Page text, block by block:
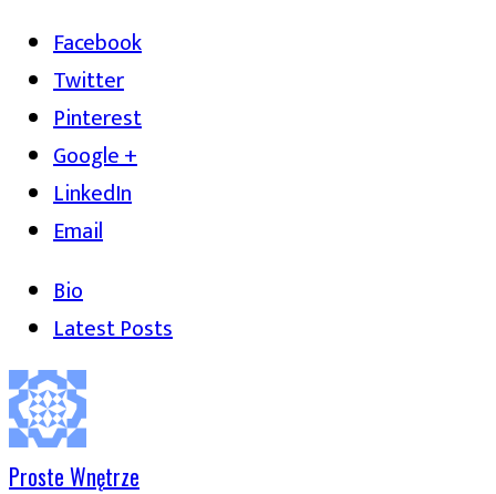
Facebook
Twitter
Pinterest
Google +
LinkedIn
Email
Bio
Latest Posts
Proste Wnętrze